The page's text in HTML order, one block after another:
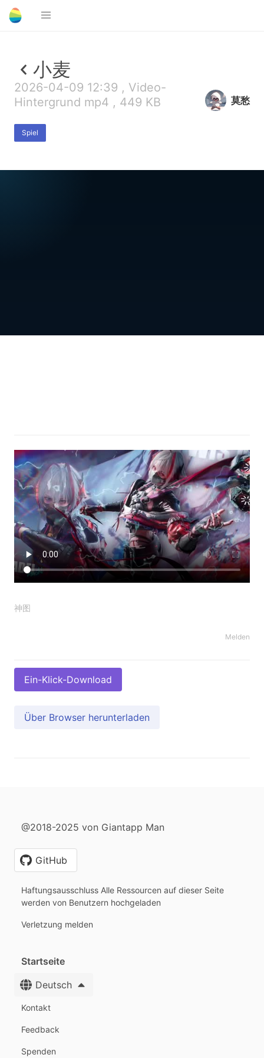
小麦
2026-04-09 12:39 , Video-
Hintergrund mp4 , 449 KB
Spiel
莫愁
神图
Melden
Ein-Klick-Download
Über Browser herunterladen
@2018-2025 von Giantapp Man
GitHub
Haftungsausschluss Alle Ressourcen auf dieser Seite
werden von Benutzern hochgeladen
Verletzung melden
Startseite
Deutsch
Kontakt
Feedback
Spenden